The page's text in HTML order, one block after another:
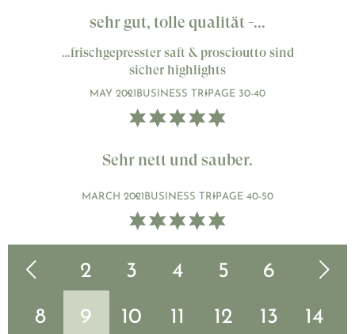
sehr gut, tolle qualität -...
…frischgepresster saft & proscioutto sind
sicher highlights
MAY 2021BUSINESS TRIPAGE 30-40
Sehr nett und sauber.
MARCH 2021BUSINESS TRIPAGE 40-50
Vorherige Seite
2 3 4 5 6
7
8
9 10 11 12 13
14